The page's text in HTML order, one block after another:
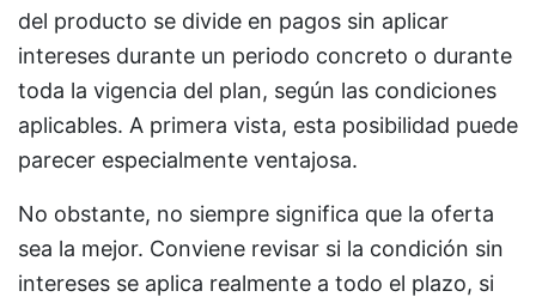
del producto se divide en pagos sin aplicar
intereses durante un periodo concreto o durante
toda la vigencia del plan, según las condiciones
aplicables. A primera vista, esta posibilidad puede
parecer especialmente ventajosa.
No obstante, no siempre significa que la oferta
sea la mejor. Conviene revisar si la condición sin
intereses se aplica realmente a todo el plazo, si